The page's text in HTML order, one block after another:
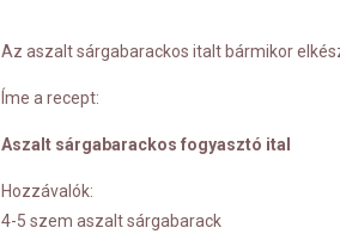
Az aszalt sárgabarackos italt bármikor
Íme a recept:
Aszalt sárgabarackos fogyasztó ital
Hozzávalók:
4-5 szem aszalt sárgabarack